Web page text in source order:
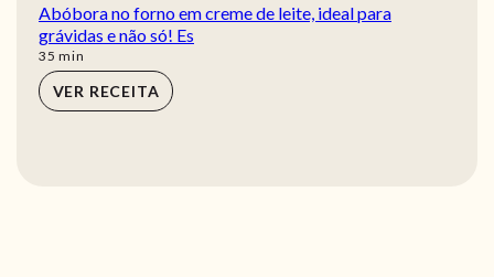
Abóbora no forno em creme de leite, ideal para
grávidas e não só! Es
35 min
min
VER RECEITA